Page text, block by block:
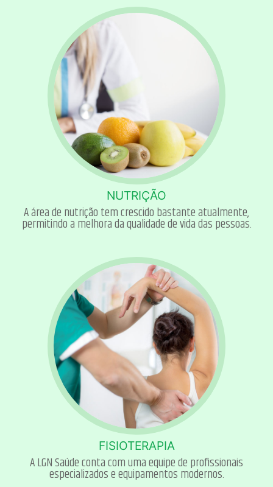
NUTRIÇÃO
A área de nutrição tem crescido bastante atualmente,
permitindo a melhora da qualidade de vida das pessoas.
FISIOTERAPIA
A LGN Saúde conta com uma equipe de profissionais
especializados e equipamentos modernos.